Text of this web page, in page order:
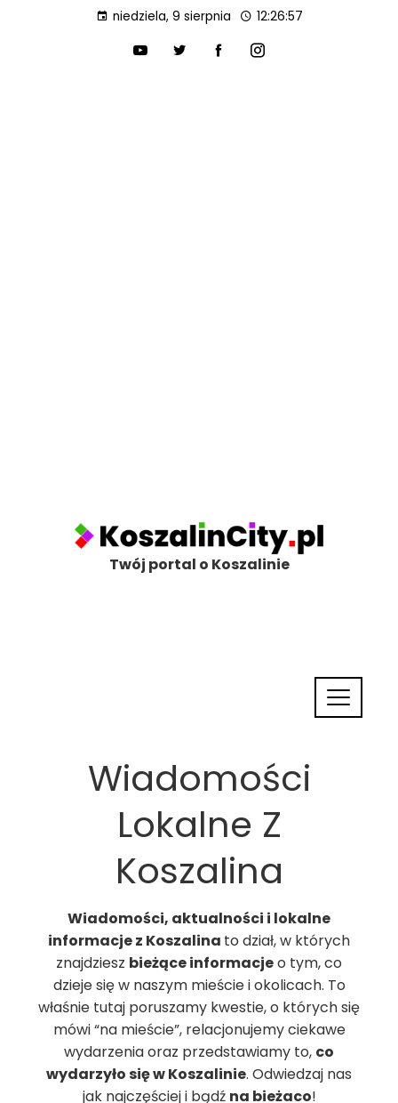
niedziela, 9 sierpnia 12:26:58
Twój portal o Koszalinie
Wiadomości
Lokalne Z
Koszalina
Wiadomości, aktualności i lokalne
informacje z Koszalina to dział, w których
znajdziesz bieżące informacjeo tym, co
dzieje się w naszym mieście i okolicach. To
właśnie tutaj poruszamy kwestie, o których się
mówi “na mieście”, relacjonujemy ciekawe
wydarzenia oraz przedstawiamy to, co
wydarzyło się w Koszalinie. Odwiedzaj nas
jak najczęściej i bądź na bieżaco!